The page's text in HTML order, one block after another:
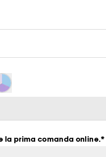
la prima comanda online.*